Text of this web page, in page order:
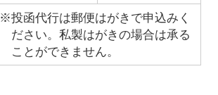
※投函代行は郵便はがきで申込みく
ださい。私製はがきの場合は承る
ことができません。